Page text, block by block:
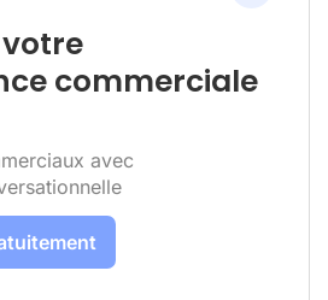
commerciale
avec